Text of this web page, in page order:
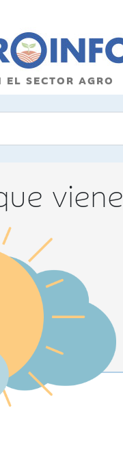
EL SECTOR AGRO
viene